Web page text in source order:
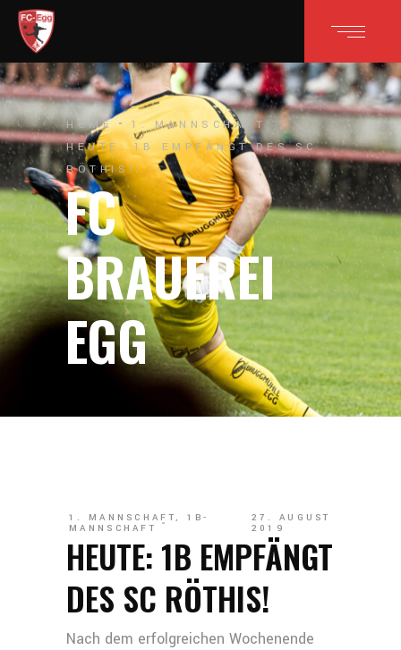
HOME
1. MANNSCHAFT
HEUTE: 1B EMPFÄNGT DES SC
RÖTHIS!
FC
BRAUEREI
EGG
1. MANNSCHAFT, 1B-
MANNSCHAFT
27. AUGUST
2019
HEUTE: 1B EMPFÄNGT
DES SC RÖTHIS!
Nach dem erfolgreichen Wochenende